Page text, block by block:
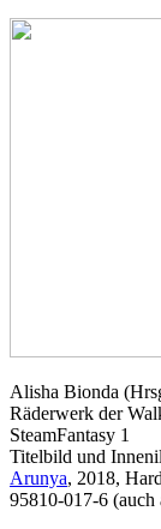
Alisha Bionda
Räderwerk der
SteamFantasy 1
Titelbild und
Arunya, 2018,
95810-017-6